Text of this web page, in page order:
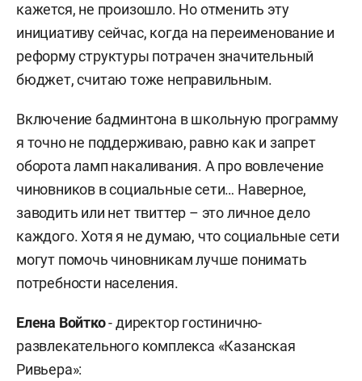
кажется, не произошло. Но отменить эту
инициативу сейчас, когда на переименование и
реформу структуры потрачен значительный
бюджет, считаю тоже неправильным.
Включение бадминтона в школьную программу
я точно не поддерживаю, равно как и запрет
оборота ламп накаливания. А про вовлечение
чиновников в социальные сети… Наверное,
заводить или нет твиттер – это личное дело
каждого. Хотя я не думаю, что социальные сети
могут помочь чиновникам лучше понимать
потребности населения.
Елена Войтко- директор гостинично-
развлекательного комплекса «Казанская
Ривьера»: